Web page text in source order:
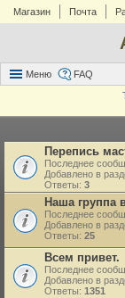
Магазин Почта
Меню FAQ
Перепись
Последнее
Добавлено в
Ответы: 3
Наша группа
Последнее
Добавлено в
Ответы: 25
Всем привет.
Последнее
Добавлено в
Ответы: 1351